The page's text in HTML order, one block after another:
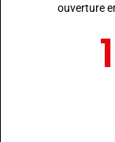
ouverture